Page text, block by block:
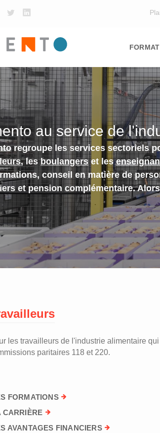
au service de
regroupe les services sectoriels
, lesboulangerset les
conseil en matière de
et pension complémentaire.
les travailleurs de l'industrie alimentaire
paritaires 118 et 220.
FORMATIONS
CARRIÈRE
AVANTAGES FINANCIERS